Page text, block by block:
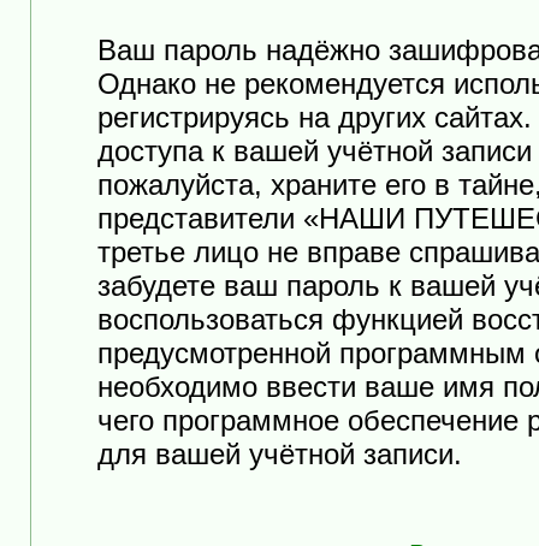
Ваш пароль надёжно
Однако не рекомендуется
регистрируясь на других
доступа к вашей учётной
пожалуйста, храните его в
представители «НАШИ
третье лицо не вправе
забудете ваш пароль к вашей
воспользоваться функцией
предусмотренной
необходимо ввести ваше имя
чего программное обеспечение
для вашей учётной записи.